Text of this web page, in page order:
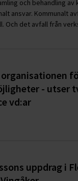
och behandling av
ansvar. Kommunalt
Och det avfall från
organisationen
- utser
vd:ar
uppdrag i